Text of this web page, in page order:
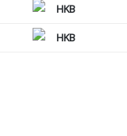
HKB
HKB